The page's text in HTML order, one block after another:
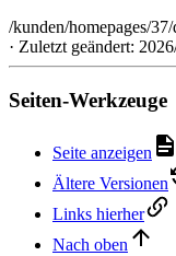
/kunden/homepages/
· Zuletzt geändert:
Seiten-Werkzeuge
Seite anzeigen
Ältere Versionen
Links hierher
Nach oben